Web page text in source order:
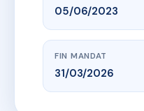
05/06/2023
FIN MANDAT
31/03/2026